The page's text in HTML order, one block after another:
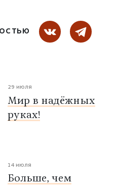
29 июля
Мир в надёжных
руках!
14 июля
Больше, чем